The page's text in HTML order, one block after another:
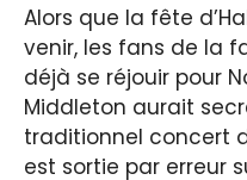
Alors que la fête
venir, les fans de la
déjà se réjouir pour
Middleton aurait
traditionnel concert
est sortie par erreur